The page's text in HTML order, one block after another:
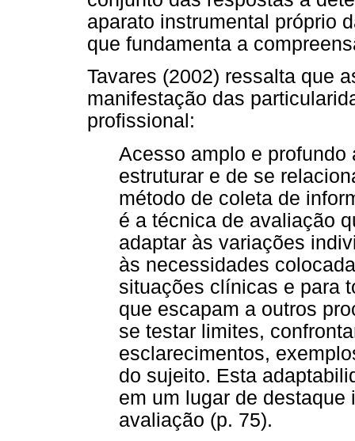
aparato instrumental próprio
que fundamenta a
Tavares (2002) ressalta que
manifestação das
profissional:
Acesso amplo e
estruturar e de se
método de coleta de
é a técnica de avaliação
adaptar às variações
às necessidades
situações clínicas e para
que escapam a outros
se testar limites,
esclarecimentos,
do sujeito. Esta
em um lugar de
avaliação (p. 75).